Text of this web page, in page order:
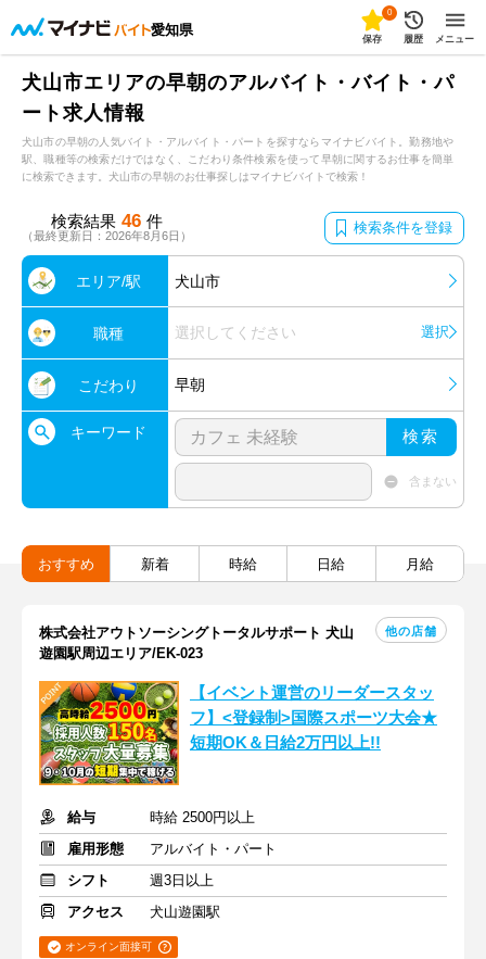
愛知県
0
保存 履歴 メニュー
犬山市エリアの早朝のアルバイト・バイト・パ
ート求人情報
犬山市の早朝の人気バイト・アルバイト・パートを探すならマイナビバイト。勤務地や
駅、職種等の検索だけではなく、こだわり条件検索を使って早朝に関するお仕事を簡単
に検索できます。犬山市の早朝のお仕事探しはマイナビバイトで検索！
検索結果 46 件
（最終更新日：2026年8月6日） 検索条件を登録
エリア/駅 犬山市
職種 選択してください 選択
こだわり 早朝
キーワード 検索
含まない
おすすめ 新着 時給 日給 月給
株式会社アウトソーシングトータルサポート 犬山
遊園駅周辺エリア/EK-023
他の店舗
【イベント運営のリーダースタッ
フ】<登録制>国際スポーツ大会★
短期OK＆日給2万円以上!!
給与
時給 2500円以上
雇用形態
アルバイト・パート
シフト
週3日以上
アクセス
犬山遊園駅
オンライン面接可